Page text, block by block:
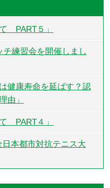
PART５」
練習会を開催しまし
健康寿命を延ばす？認
由」
PART４」
本都市対抗テニス大